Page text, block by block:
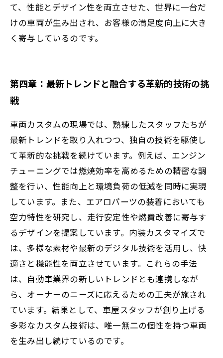
て、性能とデザイン性を両立させた、世界に一台だ
けの車両が生み出され、お客様の満足度向上に大き
く寄与しているのです。
第四章：最新トレンドと融合する革新的技術の挑
戦
車両カスタムの現場では、熟練したスタッフたちが
最新トレンドを取り入れつつ、独自の技術を駆使し
て革新的な挑戦を続けています。例えば、エンジン
チューニングでは燃焼効率を高めるための精密な調
整を行い、性能向上と環境負荷の低減を同時に実現
しています。また、エアロパーツの装着においても
空力特性を研究し、走行安定性や燃費改善に寄与す
るデザインを提案しています。内装カスタマイズで
は、多様な素材や最新のデジタル技術を活用し、快
適さと機能性を両立させています。これらの手法
は、自動車業界の新しいトレンドとも連携しなが
ら、オーナーのニーズに応えるための工夫が施され
ています。結果として、車屋スタッフが創り上げる
多彩なカスタム技術は、唯一無二の個性を持つ車両
を生み出し続けているのです。